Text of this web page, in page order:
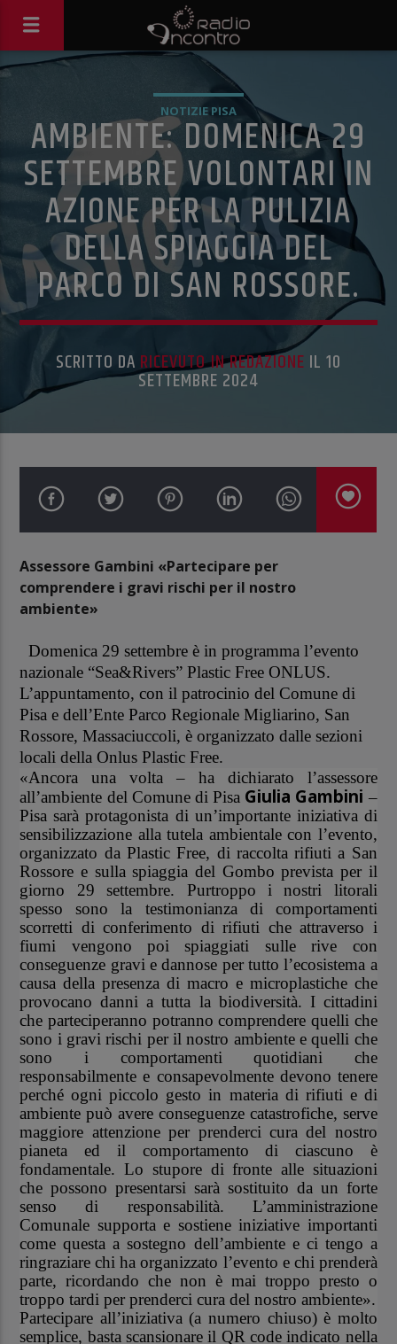
NOTIZIE PISA
AMBIENTE: DOMENICA 29
SETTEMBRE VOLONTARI IN
AZIONE PER LA PULIZIA
DELLA SPIAGGIA DEL
PARCO DI SAN ROSSORE.
SCRITTO DA RICEVUTO IN REDAZIONE IL 10
SETTEMBRE 2024
Assessore Gambini «Partecipare per
comprendere i gravi rischi per il nostro
ambiente»
Domenica 29 settembre è in programma l’evento
nazionale “Sea&Rivers” Plastic Free ONLUS.
L’appuntamento, con il patrocinio del Comune di
Pisa e dell’Ente Parco Regionale Migliarino, San
Rossore, Massaciuccoli, è organizzato dalle sezioni
locali della Onlus Plastic Free.
«Ancora una volta – ha dichiarato l’assessore
all’ambiente del Comune di Pisa Giulia Gambini –
Pisa sarà protagonista di un’importante iniziativa di
sensibilizzazione alla tutela ambientale con l’evento,
organizzato da Plastic Free, di raccolta rifiuti a San
Rossore e sulla spiaggia del Gombo prevista per il
giorno 29 settembre. Purtroppo i nostri litorali
spesso sono la testimonianza di comportamenti
scorretti di conferimento di rifiuti che attraverso i
fiumi vengono poi spiaggiati sulle rive con
conseguenze gravi e dannose per tutto l’ecosistema a
causa della presenza di macro e microplastiche che
provocano danni a tutta la biodiversità. I cittadini
che parteciperanno potranno comprendere quelli che
sono i gravi rischi per il nostro ambiente e quelli che
sono i comportamenti quotidiani che
responsabilmente e consapevolmente devono tenere
perché ogni piccolo gesto in materia di rifiuti e di
ambiente può avere conseguenze catastrofiche, serve
maggiore attenzione per prenderci cura del nostro
pianeta ed il comportamento di ciascuno è
fondamentale. Lo stupore di fronte alle situazioni
che possono presentarsi sarà sostituito da un forte
senso di responsabilità. L’amministrazione
Comunale supporta e sostiene iniziative importanti
come questa a sostegno dell’ambiente e ci tengo a
ringraziare chi ha organizzato l’evento e chi prenderà
parte, ricordando che non è mai troppo presto o
troppo tardi per prenderci cura del nostro ambiente».
Partecipare all’iniziativa (a numero chiuso) è molto
semplice, basta scansionare il QR code indicato nella